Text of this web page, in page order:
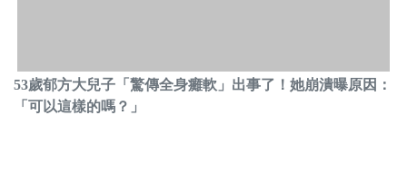
53歲郁方大兒子「驚傳全身癱軟」出事了！她崩潰曝原因：
「可以這樣的嗎？」